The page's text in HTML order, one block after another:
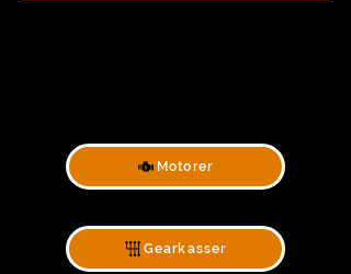
Motorer
Gearkasser